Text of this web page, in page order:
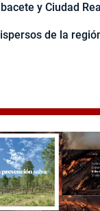
y Ciudad
de la